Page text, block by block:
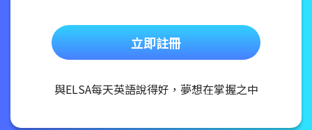
立即註冊
與ELSA每天英語說得好，夢想在掌握之中